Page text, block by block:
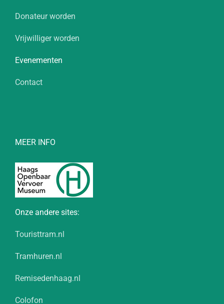
Donateur worden
Vrijwilliger worden
Evenementen
Contact
MEER INFO
Onze andere sites:
Touristtram.nl
Tramhuren.nl
Remisedenhaag.nl
Colofon